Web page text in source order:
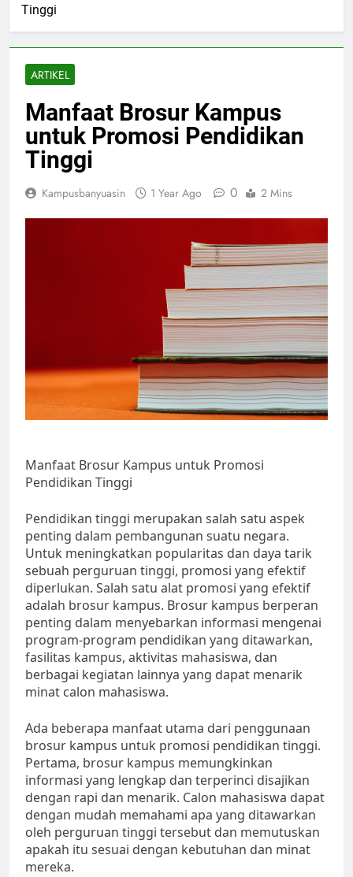
Tinggi
ARTIKEL
Manfaat Brosur Kampus
untuk Promosi Pendidikan
Tinggi
Kampusbanyuasin 1 Year Ago 0 2 Mins
Manfaat Brosur Kampus untuk Promosi
Pendidikan Tinggi
Pendidikan tinggi merupakan salah satu aspek
penting dalam pembangunan suatu negara.
Untuk meningkatkan popularitas dan daya tarik
sebuah perguruan tinggi, promosi yang efektif
diperlukan. Salah satu alat promosi yang efektif
adalah brosur kampus. Brosur kampus berperan
penting dalam menyebarkan informasi mengenai
program-program pendidikan yang ditawarkan,
fasilitas kampus, aktivitas mahasiswa, dan
berbagai kegiatan lainnya yang dapat menarik
minat calon mahasiswa.
Ada beberapa manfaat utama dari penggunaan
brosur kampus untuk promosi pendidikan tinggi.
Pertama, brosur kampus memungkinkan
informasi yang lengkap dan terperinci disajikan
dengan rapi dan menarik. Calon mahasiswa dapat
dengan mudah memahami apa yang ditawarkan
oleh perguruan tinggi tersebut dan memutuskan
apakah itu sesuai dengan kebutuhan dan minat
mereka.